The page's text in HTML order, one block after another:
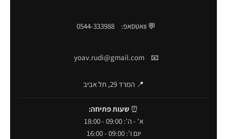
💬 וואטסאפ: 0544-333988
📧
yoav.rudi@gmail.com
📍 המרד 29, תל אביב
⏰ שעות פתיחה:
א' - ה': 09:00 - 18:00
יום ו': 09:00 - 16:00